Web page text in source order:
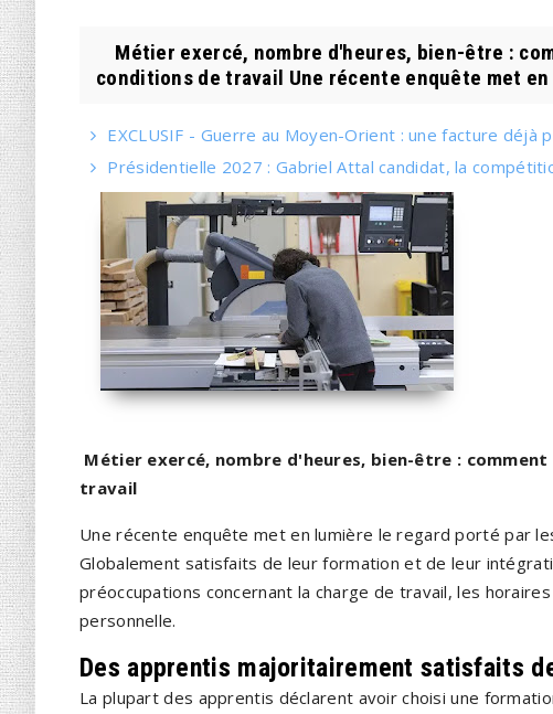
Métier exercé, nombre d'heures, bien-être :
conditions de travail Une récente enquête met en
EXCLUSIF - Guerre au Moyen-Orient : une facture déjà
Présidentielle 2027 : Gabriel Attal candidat, la
Métier exercé, nombre d'heures, bien-être :
travail
Une récente enquête met en lumière le regard porté par
Globalement satisfaits de leur formation et de leur
préoccupations concernant la charge de travail, les
personnelle.
Des apprentis majoritairement satisfaits
La plupart des apprentis déclarent avoir choisi une